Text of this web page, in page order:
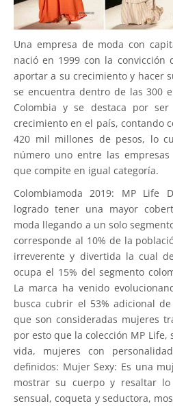
Una empresa de moda con
nació en 1999 con la convicción
aportar a su crecimiento y hacer
se encuentra dentro de las 300
Colombia y se destaca por
crecimiento en el país, contando
420 mil millones de pesos, lo
número uno entre las
que compite en igual categoría.
Colombiamoda 2019: MP Life
logrado tener una mayor
moda llegando a un solo
corresponde al 10% de la
irreverente y divertida la cual
ocupa el 15% del segmento
La marca ha venido
busca cubrir el 53% adicional
que son consideradas mujeres
por esto que la colección MP Life,
vida, mujeres con
definidos: Mujer Sexy: Es una
mostrar su cuerpo y resaltar
sensual, coqueta y seductora,